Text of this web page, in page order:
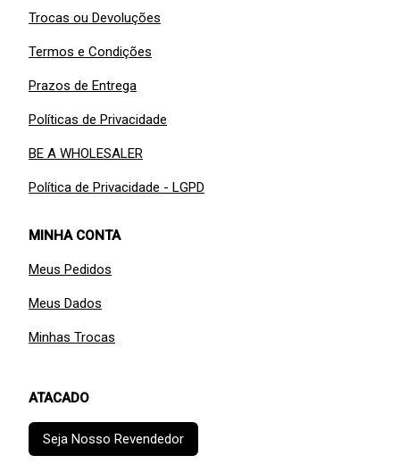
Trocas ou Devoluções
Termos e Condições
Prazos de Entrega
Políticas de Privacidade
BE A WHOLESALER
Política de Privacidade - LGPD
MINHA CONTA
Meus Pedidos
Meus Dados
Minhas Trocas
ATACADO
Seja Nosso Revendedor